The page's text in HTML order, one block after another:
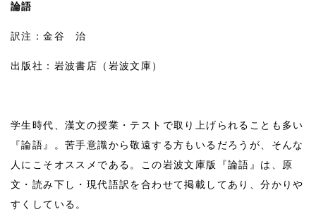
論語
訳注：金谷 治
出版社：岩波書店（岩波文庫）
学生時代、漢文の授業・テストで取り上げられることも多い
『論語』。苦手意識から敬遠する方もいるだろうが、そんな
人にこそオススメである。この岩波文庫版『論語』は、原
文・読み下し・現代語訳を合わせて掲載してあり、分かりや
すくしている。